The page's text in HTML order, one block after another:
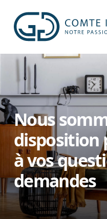
Nous
disposition
à vos
demandes